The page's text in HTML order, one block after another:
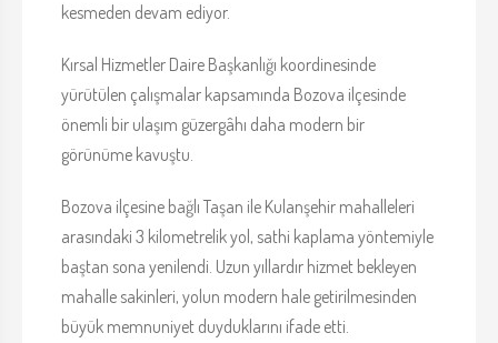
kesmeden devam ediyor.
Kırsal Hizmetler Daire Başkanlığı koordinesinde
yürütülen çalışmalar kapsamında Bozova ilçesinde
önemli bir ulaşım güzergâhı daha modern bir
görünüme kavuştu.
Bozova ilçesine bağlı Taşan ile Kulanşehir mahalleleri
arasındaki 3 kilometrelik yol, sathi kaplama yöntemiyle
baştan sona yenilendi. Uzun yıllardır hizmet bekleyen
mahalle sakinleri, yolun modern hale getirilmesinden
büyük memnuniyet duyduklarını ifade etti.